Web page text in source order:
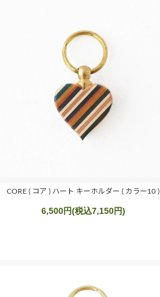
CORE ( コア ) ハート キーホルダー ( カラー10 )
6,500円(税込7,150円)